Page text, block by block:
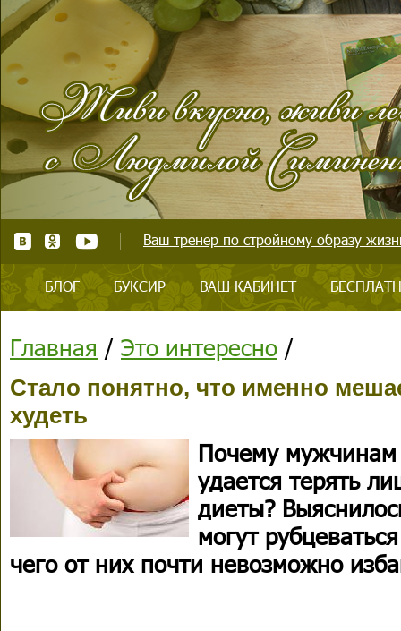
Ваш тренер по стройному образу
БЛОГ БУКСИР ВАШ КАБИНЕТ
Главная / Это интересно /
Стало понятно, что именно
худеть
Почему
удается терять
диеты?
могут
чего от них почти невозможно